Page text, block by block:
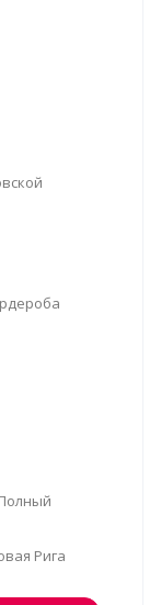
Рига